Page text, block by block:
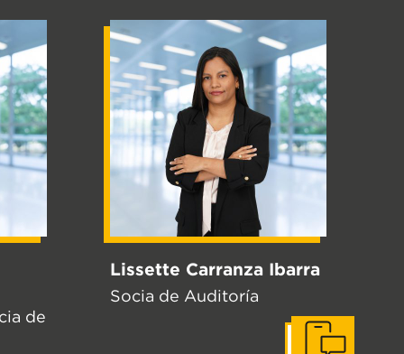
de
Lissette Carranza Ibarra
Socia de Auditoría